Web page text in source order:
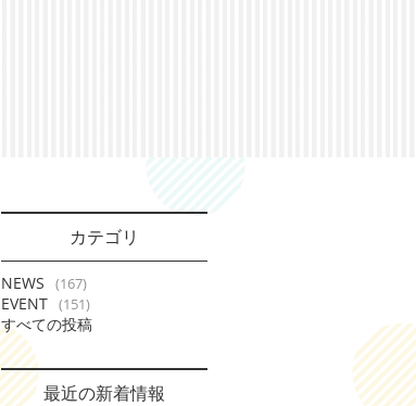
カテゴリ
NEWS (167)
EVENT (151)
すべての投稿
最近の新着情報